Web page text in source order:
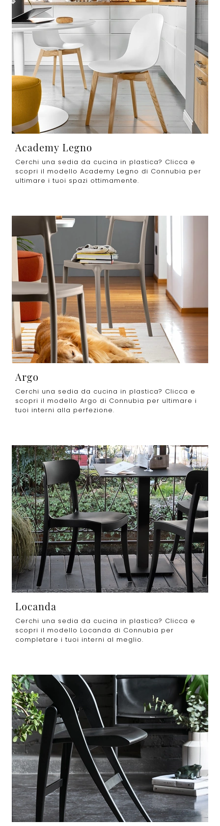
Academy Legno
Cerchi una sedia da cucina in plastica? Clicca e
scopri il modello Academy Legno di Connubia per
ultimare i tuoi spazi ottimamente.
Argo
Cerchi una sedia da cucina in plastica? Clicca e
scopri il modello Argo di Connubia per ultimare i
tuoi interni alla perfezione.
Locanda
Cerchi una sedia da cucina in plastica? Clicca e
scopri il modello Locanda di Connubia per
completare i tuoi interni al meglio.